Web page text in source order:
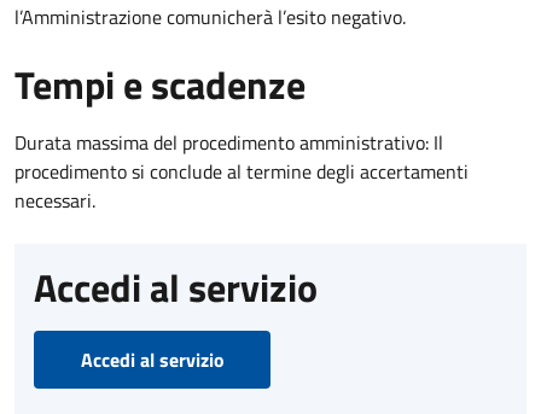
l’Amministrazione comunicherà l’esito negativo.
Tempi e scadenze
Durata massima del procedimento amministrativo: Il
procedimento si conclude al termine degli accertamenti
necessari.
Accedi al servizio
Accedi al servizio